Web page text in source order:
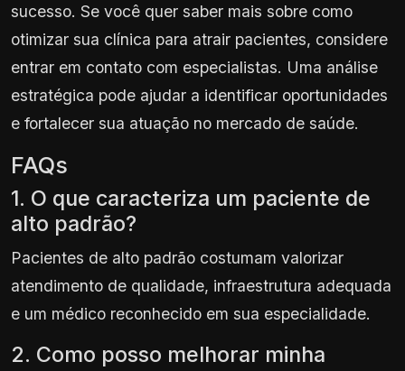
sucesso. Se você quer saber mais sobre como
otimizar sua clínica para atrair pacientes, considere
entrar em contato com especialistas. Uma análise
estratégica pode ajudar a identificar oportunidades
e fortalecer sua atuação no mercado de saúde.
FAQs
1. O que caracteriza um paciente de
alto padrão?
Pacientes de alto padrão costumam valorizar
atendimento de qualidade, infraestrutura adequada
e um médico reconhecido em sua especialidade.
2. Como posso melhorar minha